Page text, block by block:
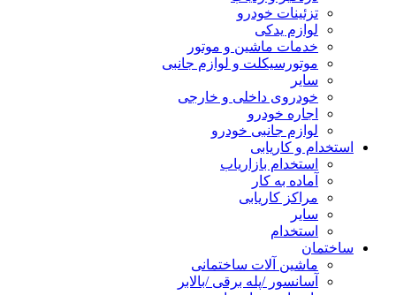
تزئینات خودرو
لوازم یدکی
خدمات ماشین و موتور
موتورسیکلت و لوازم جانبی
سایر
خودروی داخلی و خارجی
اجاره خودرو
لوازم جانبی خودرو
استخدام و کاریابی
استخدام بازاریاب
آماده به کار
مراکز کاریابی
سایر
استخدام
ساختمان
ماشین آلات ساختمانی
آسانسور /پله برقی /بالابر